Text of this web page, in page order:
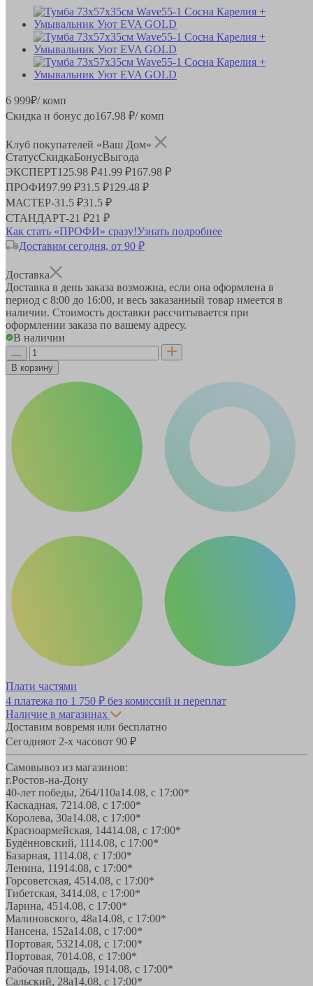
6 999₽/ комп
Скидка и бонус до167.98 ₽/ комп
Клуб покупателей «Ваш Дом»
СтатусСкидкаБонусВыгода
ЭКСПЕРТ125.98 ₽41.99 ₽167.98 ₽
ПРОФИ97.99 ₽31.5 ₽129.48 ₽
МАСТЕР-31.5 ₽31.5 ₽
СТАНДАРТ-21 ₽21 ₽
Как стать «ПРОФИ» сразу!Узнать подробнее
Доставим сегодня, от 90 ₽
Доставка
Доставка в день заказа возможна, если она оформлена в
период с 8:00 до 16:00, и весь заказанный товар имеется в
наличии. Стоимость доставки рассчитывается при
оформлении заказа по вашему адресу.
В наличии
В корзину
Плати частями
4 платежа по 1 750 ₽ без комиссий и переплат
Наличие в магазинах
Доставим вовремя или бесплатно
Сегодняот 2-х часовот 90 ₽
Самовывоз из магазинов:
г.Ростов-на-Дону
40-лет победы, 264/110а14.08, с 17:00*
Каскадная, 7214.08, с 17:00*
Королева, 30а14.08, с 17:00*
Красноармейская, 14414.08, с 17:00*
Будённовский, 1114.08, с 17:00*
Базарная, 1114.08, с 17:00*
Ленина, 11914.08, с 17:00*
Горсоветская, 4514.08, с 17:00*
Тибетская, 3414.08, с 17:00*
Ларина, 4514.08, с 17:00*
Малиновского, 48а14.08, с 17:00*
Нансена, 152а14.08, с 17:00*
Портовая, 53214.08, с 17:00*
Портовая, 7014.08, с 17:00*
Рабочая площадь, 1914.08, с 17:00*
Сальский, 28a14.08, с 17:00*